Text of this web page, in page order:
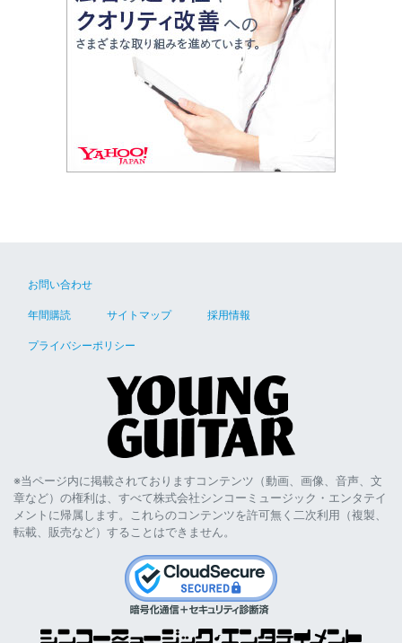
お問い合わせ
年間購読 サイトマップ 採用情報
プライバシーポリシー
※当ページ内に掲載されておりますコンテンツ（動画、画像、音声、文
章など）の権利は、すべて株式会社シンコーミュージック・エンタテイ
メントに帰属します。これらのコンテンツを許可無く二次利用（複製、
転載、販売など）することはできません。